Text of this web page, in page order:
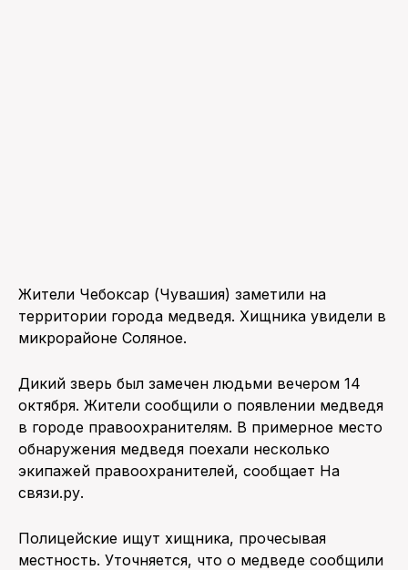
Жители Чебоксар (Чувашия) заметили на
территории города медведя. Хищника увидели в
микрорайоне Соляное.
Дикий зверь был замечен людьми вечером 14
октября. Жители сообщили о появлении медведя
в городе правоохранителям. В примерное место
обнаружения медведя поехали несколько
экипажей правоохранителей, сообщает На
связи.ру.
Полицейские ищут хищника, прочесывая
местность. Уточняется, что о медведе сообщили